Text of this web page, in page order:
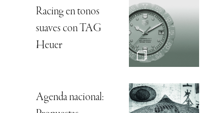
Racing en tonos
suaves con TAG
Heuer
Agenda nacional: